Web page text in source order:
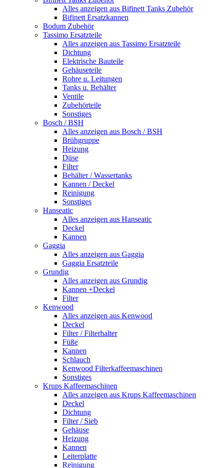
Alles anzeigen aus Bifinett Tanks Zubehör
Bifinett Ersatzkannen
Bodum Zubehör
Tassimo Ersatzteile
Alles anzeigen aus Tassimo Ersatzteile
Dichtung
Elektrische Bauteile
Gehäuseteile
Rohre u. Leitungen
Tanks u. Behälter
Ventile
Zubehörteile
Sonstiges
Bosch / BSH
Alles anzeigen aus Bosch / BSH
Brühgruppe
Heizung
Düse
Filter
Behälter / Wassertanks
Kannen / Deckel
Reinigung
Sonstiges
Hanseatic
Alles anzeigen aus Hanseatic
Deckel
Kannen
Gaggia
Alles anzeigen aus Gaggia
Gaggia Ersatzteile
Grundig
Alles anzeigen aus Grundig
Kannen +Deckel
Filter
Kenwood
Alles anzeigen aus Kenwood
Deckel
Filter / Filterhalter
Füße
Kannen
Schlauch
Kenwood Filterkaffeemaschinen
Sonstiges
Krups Kaffeemaschinen
Alles anzeigen aus Krups Kaffeemaschinen
Deckel
Dichtung
Filter / Sieb
Gehäuse
Heizung
Kannen
Leiterplatte
Reinigung